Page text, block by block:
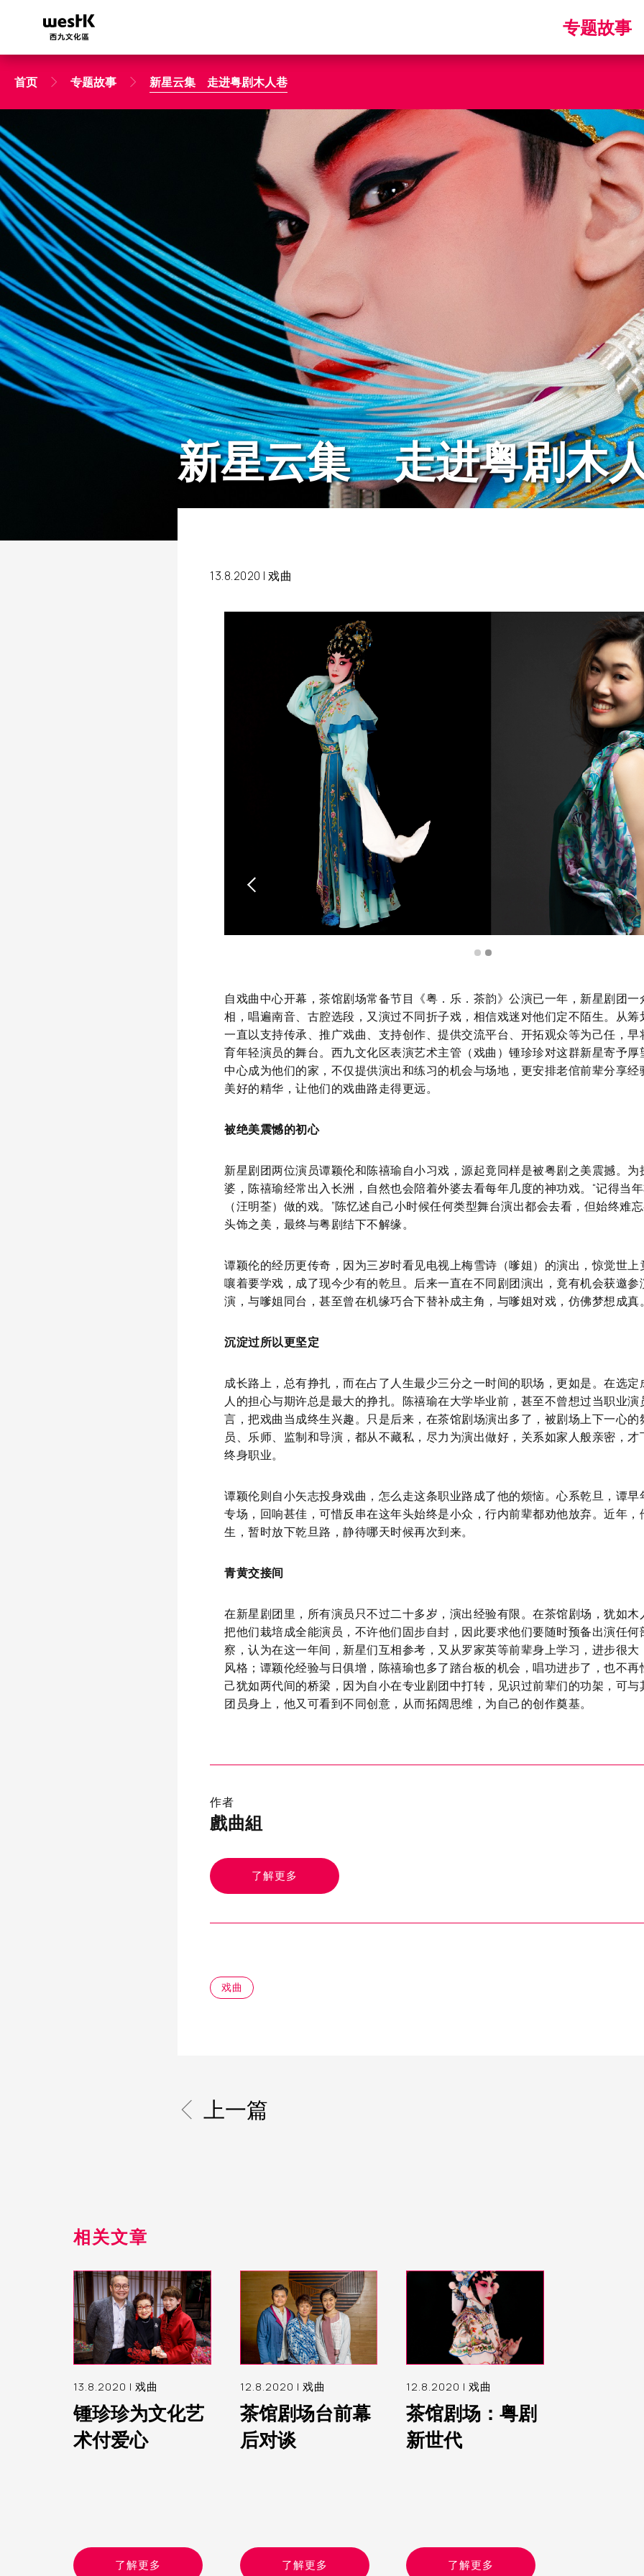
主
容
navigation
专题故事
首页 专题故事 新星云集 走进粤剧木人巷
新星云集 走进粤剧木
13.8.2020 | 戏曲
自戏曲中心开幕，茶馆剧场常备节目《粤．乐．茶韵》公演已一年，新星剧团
相，唱遍南音、古腔选段，又演过不同折子戏，相信戏迷对他们定不陌生。从
一直以支持传承、推广戏曲、支持创作、提供交流平台、开拓观众等为己任，
育年轻演员的舞台。西九文化区表演艺术主管（戏曲）锺珍珍对这群新星寄予
中心成为他们的家，不仅提供演出和练习的机会与场地，更安排老倌前辈分享
美好的精华，让他们的戏曲路走得更远。
被绝美震憾的初心
新星剧团两位演员谭颖伦和陈禧瑜自小习戏，源起竟同样是被粤剧之美震撼。
婆，陈禧瑜经常出入长洲，自然也会陪着外婆去看每年几度的神功戏。“记得当
（汪明荃）做的戏。”陈忆述自己小时候任何类型舞台演出都会去看，但始终难
头饰之美，最终与粤剧结下不解缘。
谭颖伦的经历更传奇，因为三岁时看见电视上梅雪诗（嗲姐）的演出，惊觉世
嚷着要学戏，成了现今少有的乾旦。后来一直在不同剧团演出，竟有机会获邀参
演，与嗲姐同台，甚至曾在机缘巧合下替补成主角，与嗲姐对戏，仿佛梦想成真
沉淀过所以更坚定
成长路上，总有挣扎，而在占了人生最少三分之一时间的职场，更如是。在选
人的担心与期许总是最大的挣扎。陈禧瑜在大学毕业前，甚至不曾想过当职业
言，把戏曲当成终生兴趣。只是后来，在茶馆剧场演出多了，被剧场上下一心
员、乐师、监制和导演，都从不藏私，尽力为演出做好，关系如家人般亲密，
终身职业。
谭颖伦则自小矢志投身戏曲，怎么走这条职业路成了他的烦恼。心系乾旦，谭
专场，回响甚佳，可惜反串在这年头始终是小众，行内前辈都劝他放弃。近年，
生，暂时放下乾旦路，静待哪天时候再次到来。
青黄交接间
在新星剧团里，所有演员只不过二十多岁，演出经验有限。在茶馆剧场，犹如
把他们栽培成全能演员，不许他们固步自封，因此要求他们要随时预备出演任何
察，认为在这一年间，新星们互相参考，又从罗家英等前辈身上学习，进步很
风格；谭颖伦经验与日俱增，陈禧瑜也多了踏台板的机会，唱功进步了，也不
己犹如两代间的桥梁，因为自小在专业剧团中打转，见识过前辈们的功架，可
团员身上，他又可看到不同创意，从而拓阔思维，为自己的创作奠基。
作者
戲曲組
了解更多
戏曲
上一篇
相关文章
13.8.2020 | 戏曲
锺珍珍为文化艺
术付爱心
了解更多
12.8.2020 | 戏曲
茶馆剧场台前幕
后对谈
了解更多
12.8.2020 | 戏曲
茶馆剧场：粤剧
新世代
了解更多